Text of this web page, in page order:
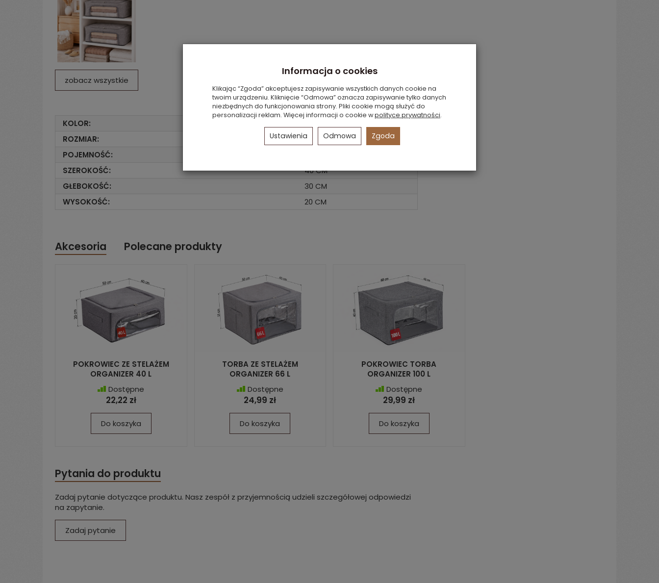
zobacz wszystkie
KOLOR:
ROZMIAR:
M
POJEMNOŚĆ:
SZEROKOŚĆ:
40 CM
GŁEBOKOŚĆ:
30 CM
WYSOKOŚĆ:
20 CM
Akcesoria Polecane produkty
POKROWIEC ZE STELAŻEM
ORGANIZER 40 L
Dostępne
22,22 zł
Do koszyka
TORBA ZE STELAŻEM
ORGANIZER 66 L
Dostępne
24,99 zł
Do koszyka
POKROWIEC TORBA
ORGANIZER 100 L
Dostępne
29,99 zł
Do koszyka
Pytania do produktu
Zadaj pytanie dotyczące produktu. Nasz zespół z przyjemnością udzieli szczegółowej odpowiedzi
na zapytanie.
Zadaj pytanie
Informacja o cookies
Klikając “Zgoda” akceptujesz zapisywanie wszystkich danych cookie na
twoim urządzeniu. Kliknięcie “Odmowa” oznacza zapisywanie tylko danych
niezbędnych do funkcjonowania strony. Pliki cookie mogą służyć do
personalizacji reklam. Więcej informacji o cookie wpolityce prywatności.
Ustawienia Odmowa Zgoda